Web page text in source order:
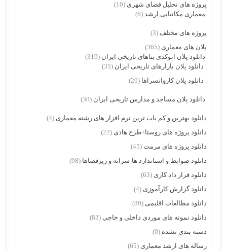
پروژه های تحلیل فضای شهری (10)
معماری مکانیابی ارشد (6)
پروژه های مختلف (3)
پلان های معماری (365)
دانلود پلان اتوکدی بناهای تاریخی ایران (319)
دانلود پلان بازارهای تاریخی ایران (35)
دانلود پلان کاروانسراها (20)
دانلود پلان مساجد و مدارس تاریخی ایران (30)
دانلود بهترین و کم یاب ترین نرم افزار های رشته معماری (4)
دانلود پروژه های روستا+طرح هادی (22)
دانلود پروژه های مرمت (45)
دانلود ضوابط و استاندارد ها-سرانه و ریزفضاها (98)
دانلود قرار داد کاری (63)
دانلود گزارش کارآموزی (4)
دانلود مطالعات اقلیمی (80)
دانلود نمونه های موردی داخلی و خاجی (83)
دسته بندی نشده (0)
رساله های ارشد معماری (65)